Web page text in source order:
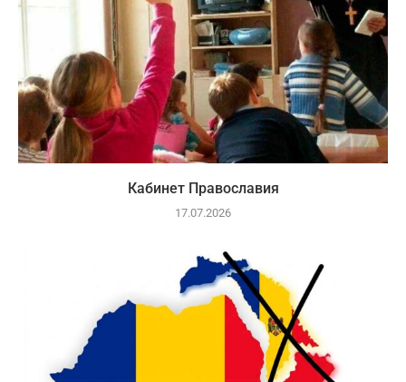
Кабинет Православия
17.07.2026